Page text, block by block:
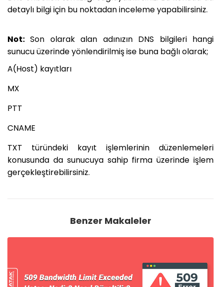
detaylı bilgi için bu noktadan inceleme yapabilirsiniz.
Not: Son olarak alan adınızın DNS bilgileri hangi
sunucu üzerinde yönlendirilmiş ise buna bağlı olarak;
A(Host) kayıtları
MX
PTT
CNAME
TXT türündeki kayıt işlemlerinin düzenlemeleri
konusunda da sunucuya sahip firma üzerinde işlem
gerçekleştirebilirsiniz.
Benzer Makaleler